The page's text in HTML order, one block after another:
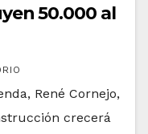
50.000 al
René Cornejo,
crecerá